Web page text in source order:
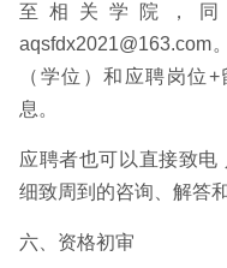
至相关学院，
（学位）和应聘岗位
息。
应聘者也可以直接致电
细致周到的咨询、解答
六、资格初审